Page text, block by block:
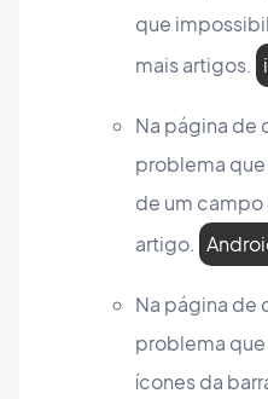
que
mais artigos.
Na página de
problema
de um
artigo.
Na página de
problema
ícones da